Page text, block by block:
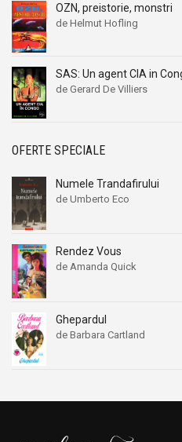
OZN, preistorie, monstri
de Helmut Hofling
SAS: Un agent CIA in
de Gerard De Villiers
OFERTE SPECIALE
Numele Trandafirului
de Umberto Eco
Rendez Vous
de Amanda Quick
Ghepardul
de Barbara Cartland